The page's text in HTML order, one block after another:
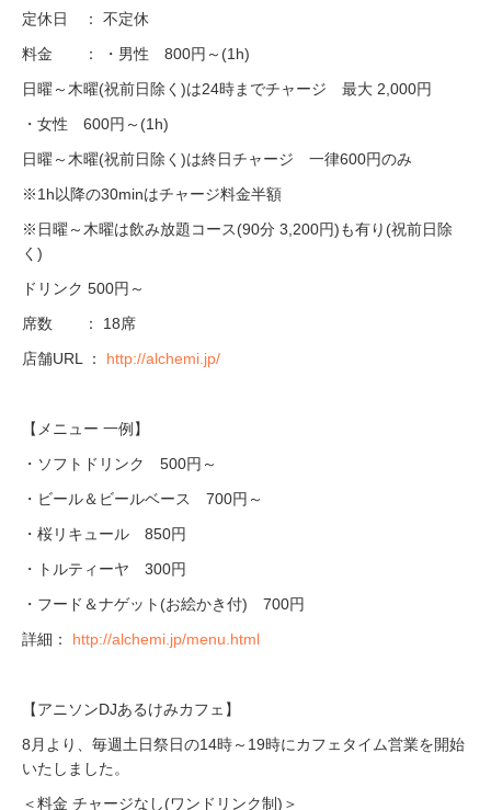
定休日 ： 不定休
料金 ： ・男性 800円～(1h)
日曜～木曜(祝前日除く)は24時までチャージ 最大 2,000円
・女性 600円～(1h)
日曜～木曜(祝前日除く)は終日チャージ 一律600円のみ
※1h以降の30minはチャージ料金半額
※日曜～木曜は飲み放題コース(90分 3,200円)も有り(祝前日除
く)
ドリンク 500円～
席数 ： 18席
店舗URL ： http://alchemi.jp/
【メニュー 一例】
・ソフトドリンク 500円～
・ビール＆ビールベース 700円～
・桜リキュール 850円
・トルティーヤ 300円
・フード＆ナゲット(お絵かき付) 700円
詳細： http://alchemi.jp/menu.html
【アニソンDJあるけみカフェ】
8月より、毎週土日祭日の14時～19時にカフェタイム営業を開始
いたしました。
＜料金 チャージなし(ワンドリンク制)＞